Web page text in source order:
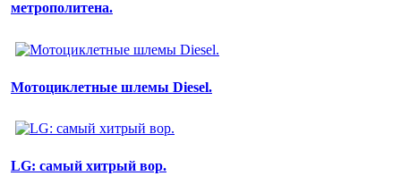
метрополитена.
Мотоциклетные шлемы Diesel.
LG: самый хитрый вор.